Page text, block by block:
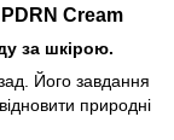
Cream
за шкірою.
Його завдання
природні